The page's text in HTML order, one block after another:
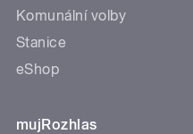
Komunální volby
Stanice
eShop
mujRozhlas